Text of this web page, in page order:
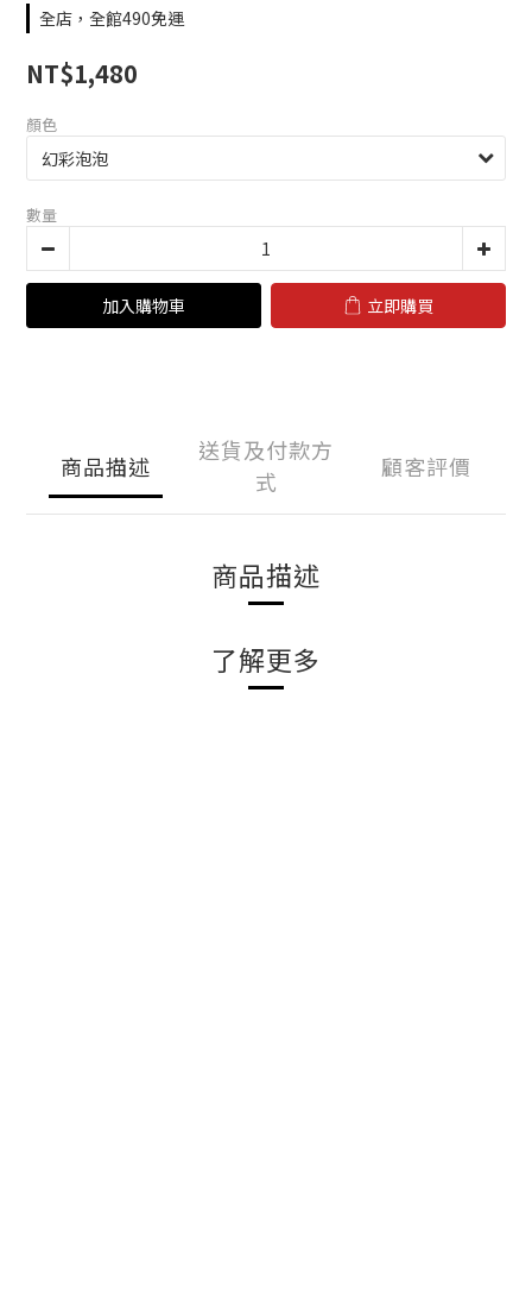
全店，全館490免運
NT$1,480
顏色
數量
加入購物車 立即購買
商品描述
送貨及付款方
式
顧客評價
商品描述
了解更多